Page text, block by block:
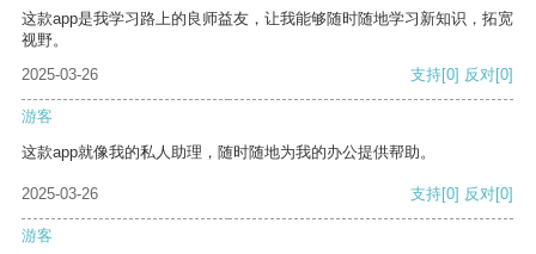
这款app是我学习路上的良师益友，让我能够随时随地学习新知识，拓宽
视野。
2025-03-26
支持[0] 反对[0]
游客
这款app就像我的私人助理，随时随地为我的办公提供帮助。
2025-03-26 支持[0] 反对[0]
游客